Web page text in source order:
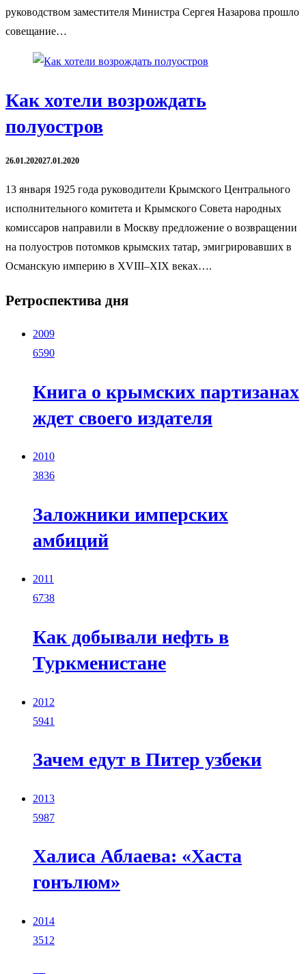
руководством заместителя Министра Сергея Назарова прошло
совещание…
Как хотели возрождать
полуостров
26.01.202027.01.2020
13 января 1925 года руководители Крымского Центрального
исполнительного комитета и Крымского Совета народных
комиссаров направили в Москву предложение о возвращении
на полуостров потомков крымских татар, эмигрировавших в
Османскую империю в XVIII–XIX веках….
Ретроспектива дня
2009
6590
Книга о крымских партизанах
ждет своего издателя
2010
3836
Заложники имперских
амбиций
2011
6738
Как добывали нефть в
Туркменистане
2012
5941
Зачем едут в Питер узбеки
2013
5987
Халиса Аблаева: «Хаста
гонълюм»
2014
3512